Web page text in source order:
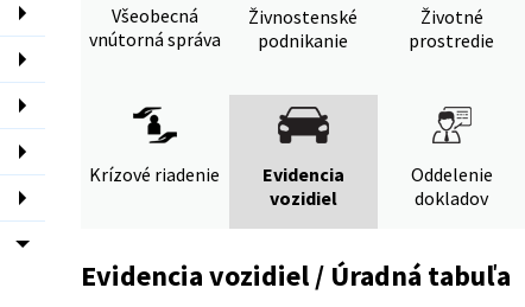
Všeobecná
vnútorná správa
Živnostenské
podnikanie
Životné
prostredie
Krízové riadenie
Evidencia
vozidiel
Oddelenie
dokladov
Evidencia vozidiel / Úradná tabuľa